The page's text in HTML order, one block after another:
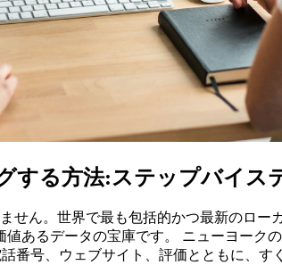
する方法:ステップバイス
せん。世界で最も包括的かつ最新のロ
値あるデータの宝庫です。 ニューヨー
番号、ウェブサイト、評価とともに、